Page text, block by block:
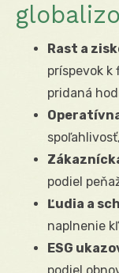
Rast a
príspevok k
pridaná
podiel
Ľudia a
naplnenie
ESG